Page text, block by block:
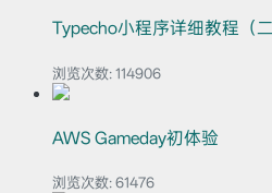
Typecho小程序详细教程（
浏览次数: 114906
AWS Gameday初体验
浏览次数: 61476